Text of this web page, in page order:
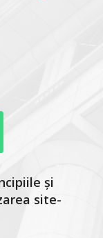
și
site-